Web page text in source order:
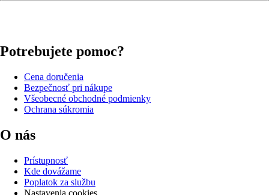
Potrebujete pomoc?
Cena doručenia
Bezpečnosť pri nákupe
Všeobecné obchodné podmienky
Ochrana súkromia
O nás
Prístupnosť
Kde dovážame
Poplatok za službu
Nastavenia cookies